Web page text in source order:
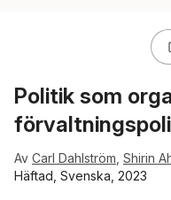
Politik som
Av Carl Dahlström Shirin
Häftad, Svenska, 2023